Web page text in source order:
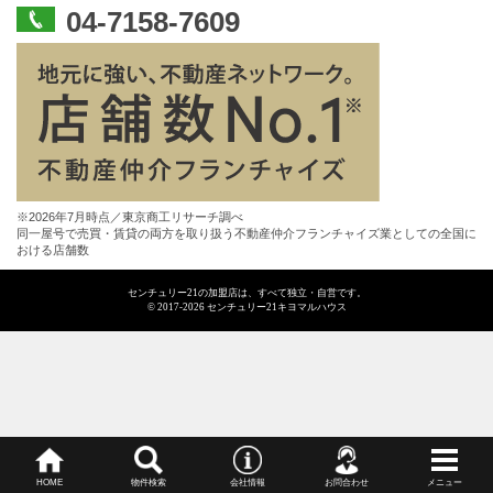
04-7158-7609
※2026年7月時点／東京商工リサーチ調べ
同一屋号で売買・賃貸の両方を取り扱う不動産仲介フランチャイズ業としての全国に
おける店舗数
センチュリー21の加盟店は、すべて独立・自営です。
© 2017-2026 センチュリー21キヨマルハウス
HOME 物件検索 会社情報 お問合わせ メニュー